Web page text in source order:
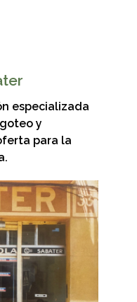
especializada
y
para la